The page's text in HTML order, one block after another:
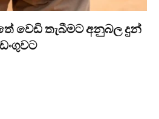
වෙඩි තැබීමට අනුබල දුන්